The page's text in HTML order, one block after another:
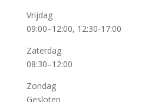
Vrijdag
09:00–12:00, 12:30-17:00
Zaterdag
08:30–12:00
Zondag
Gesloten